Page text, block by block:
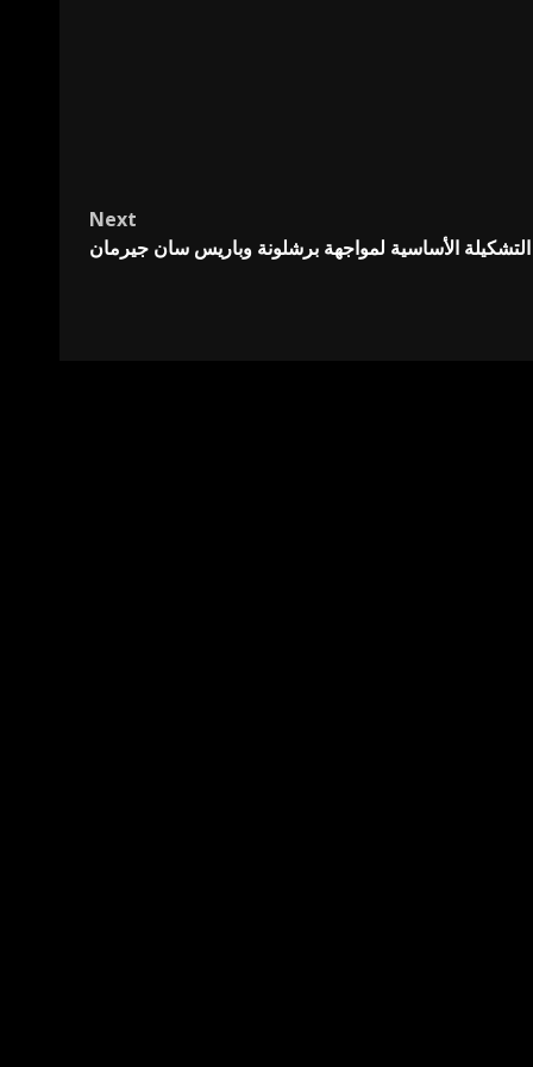
Next
التشكيلة الأساسية لمواجهة برشلونة وباريس سان جيرمان